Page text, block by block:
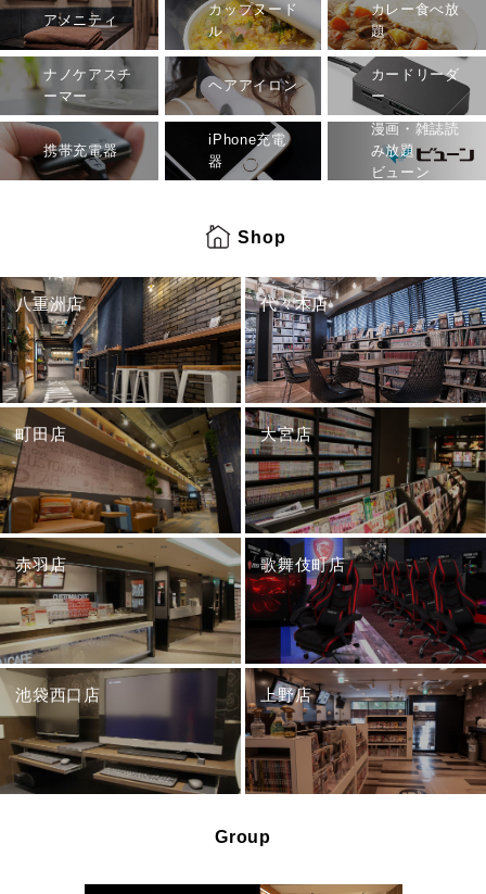
アメニティ
カップヌード
ル
カレー食べ放
題
ナノケアスチ
ーマー
ヘアアイロン
カードリーダ
ー
携帯充電器
iPhone充電
器
漫画・雑誌読
み放題
ビューン
Shop
八重洲店 代々木店
町田店 大宮店
赤羽店 歌舞伎町店
池袋西口店 上野店
Group